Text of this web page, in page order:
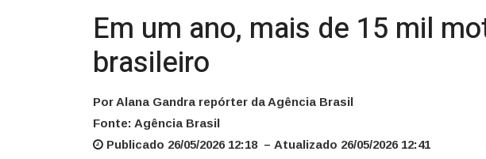
Em um ano, mais de 15 mil
brasileiro
Por Alana Gandra repórter da Agência Brasil
Fonte: Agência Brasil
Publicado 26/05/2026 12:18 – Atualizado 26/05/2026 12:41